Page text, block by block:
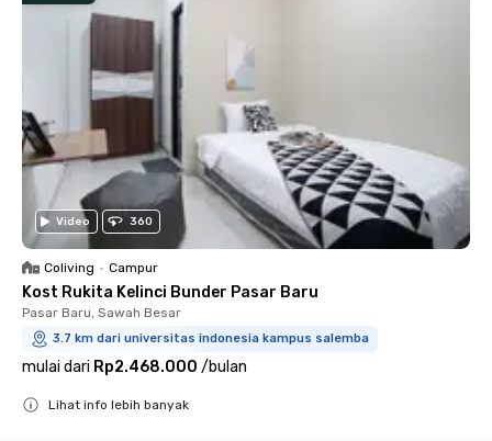
Video 360
Coliving • Campur
Kost Rukita Kelinci Bunder Pasar Baru
Pasar Baru, Sawah Besar
3.7 km dari universitas indonesia kampus salemba
mulai dari Rp2.468.000 /bulan
Lihat info lebih banyak